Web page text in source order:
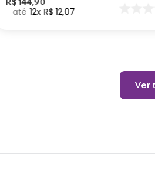
seu Dragão
R$ 144,90
12 R$ 12,07
Ver